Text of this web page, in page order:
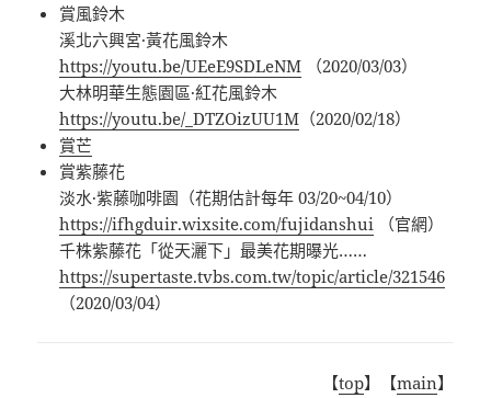
賞風鈴木
溪北六興宮·黃花風鈴木
https://youtu.be/UEeE9SDLeNM （2020/03/03）
大林明華生態園區·紅花風鈴木
https://youtu.be/_DTZOizUU1M （2020/02/18）
賞芒
賞紫藤花
淡水·紫藤咖啡園（花期估計每年 03/20~04/10）
https://ifhgduir.wixsite.com/fujidanshui （官網）
千株紫藤花「從天灑下」最美花期曝光……
https://supertaste.tvbs.com.tw/topic/article/321546
（2020/03/04）
【top】【main】